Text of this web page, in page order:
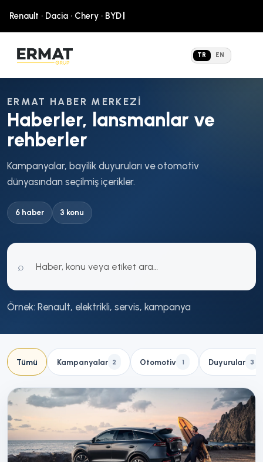
TR EN
ERMAT HABER MERKEZI
Haberler, lansmanlar ve
rehberler
Kampanyalar, bayilik duyuruları ve otomotiv
dünyasından seçilmiş içerikler.
6 haber 3 konu
⌕
Örnek: Renault, elektrikli, servis, kampanya
Tümü Kampanyalar 2 Otomotiv 1 Duyurular 3